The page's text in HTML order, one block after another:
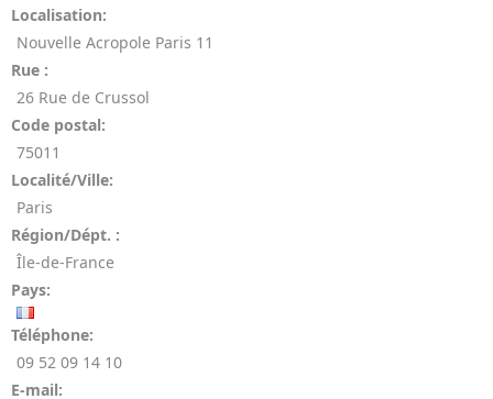
Localisation:
Nouvelle Acropole Paris 11
Rue :
26 Rue de Crussol
Code postal:
75011
Localité/Ville:
Paris
Région/Dépt. :
Île-de-France
Pays:
Téléphone:
09 52 09 14 10
E-mail: